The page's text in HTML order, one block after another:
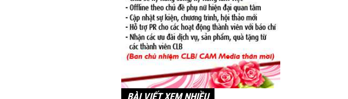
BÀI VIẾT XEM NHIỀU